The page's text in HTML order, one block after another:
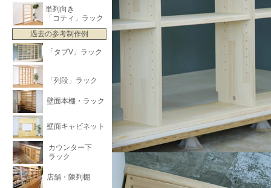
単列向き
「コティ」ラック
過去の参考制作例
「タブV」ラック
「列段」ラック
壁面本棚・ラック
壁面キャビネット
カウンター下
ラック
店舗・陳列棚